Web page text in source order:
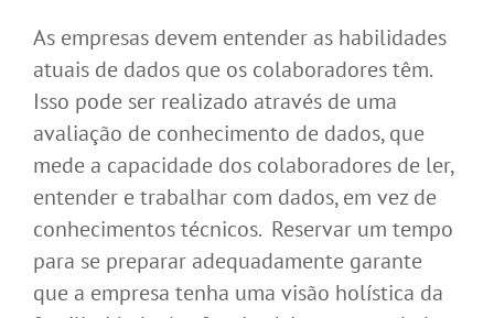
As empresas devem entender as habilidades
atuais de dados que os colaboradores têm.
Isso pode ser realizado através de uma
avaliação de conhecimento de dados, que
mede a capacidade dos colaboradores de ler,
entender e trabalhar com dados, em vez de
conhecimentos técnicos. Reservar um tempo
para se preparar adequadamente garante
que a empresa tenha uma visão holística da